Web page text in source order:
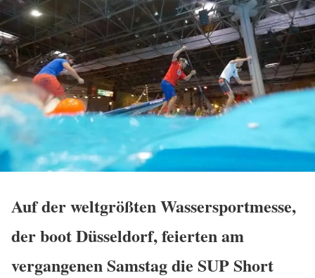
Auf der weltgrößten Wassersportmesse,
der boot Düsseldorf, feierten am
vergangenen Samstag die SUP Short